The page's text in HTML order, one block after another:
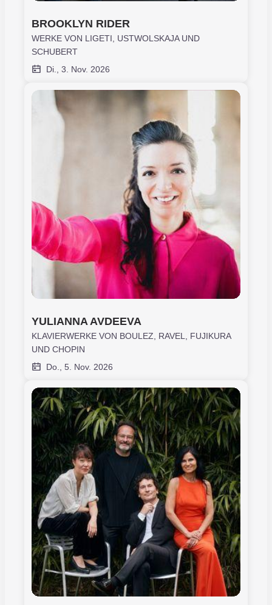
BROOKLYN RIDER
WERKE VON LIGETI, USTWOLSKAJA UND
SCHUBERT
Di., 3. Nov. 2026
YULIANNA AVDEEVA
KLAVIERWERKE VON BOULEZ, RAVEL, FUJIKURA
UND CHOPIN
Do., 5. Nov. 2026